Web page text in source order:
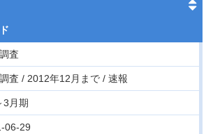
査
査 / 2012年12月まで / 速報
3月期
06-29